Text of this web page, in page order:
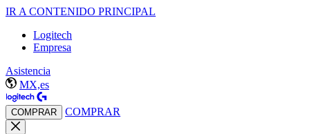
IR A CONTENIDO PRINCIPAL
Logitech
Empresa
Asistencia
MX,es
COMPRAR COMPRAR